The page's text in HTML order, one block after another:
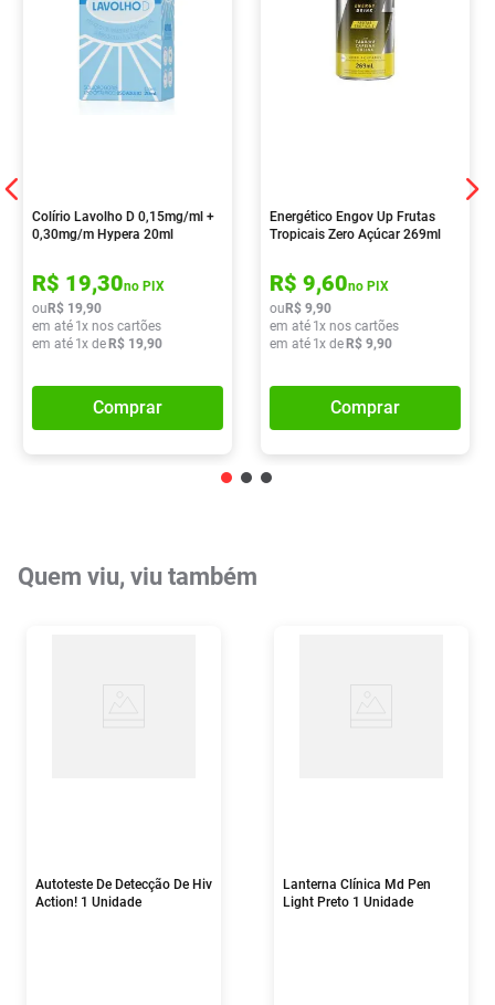
Colírio Lavolho D 0,15mg/ml +
0,30mg/m Hypera 20ml
R$ 19,30no PIX
ou R$ 19,90
em até 1x nos cartões
em até 1x de R$ 19,90
Comprar
Energético Engov Up Frutas
Tropicais Zero Açúcar 269ml
R$ 9,60no PIX
ou R$ 9,90
em até 1x nos cartões
em até 1x de R$ 9,90
Comprar
Quem viu, viu também
Autoteste De Detecção De Hiv
Action! 1 Unidade
Lanterna Clínica Md Pen
Light Preto 1 Unidade